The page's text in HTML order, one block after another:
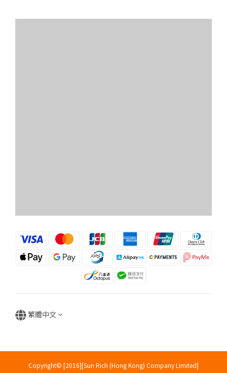
繁體中文
Copyright© [2016][Sun Rich (Hong Kong) Company Limited]